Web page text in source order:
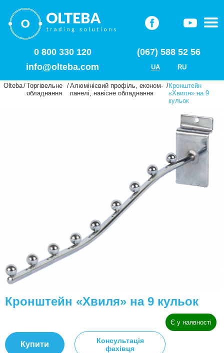
0 800 330 120
(067) 588 52 56
info@olteba.com
UA RU
Olteba/Торгівельне
обладнання
/Алюмінієвий профіль, економ-
панелі, навісне обладнання
/Кронштейн
«Хвиля» на 9
кульок
Кронштейн «Хвиля» на 9 кульок
Є у наявності
Купити
Консультація
фахівця